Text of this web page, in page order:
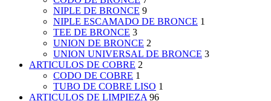
NIPLE DE BRONCE 9
NIPLE ESCAMADO DE BRONCE 1
TEE DE BRONCE 3
UNION DE BRONCE 2
UNION UNIVERSAL DE BRONCE 3
ARTICULOS DE COBRE 2
CODO DE COBRE 1
TUBO DE COBRE LISO 1
ARTICULOS DE LIMPIEZA 96